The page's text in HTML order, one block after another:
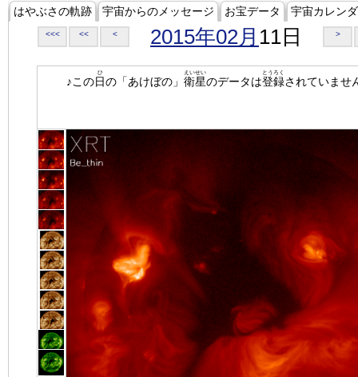
はやぶさの軌跡 宇宙からのメッセージ お宝データ 宇宙カレン
<<< << < 2015年02月 11日 >
♪この日
ひ
の「あけぼの」 衛星
えいせい
のデータは登録
とうろく
されていませ